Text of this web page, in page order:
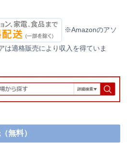
※Amazonのアソ
は適格販売により収入を得ていま
無料）